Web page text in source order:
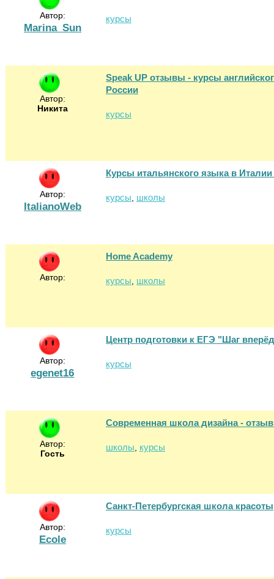
Автор:
Marina_Sun
курсы
Автор:
Никита
Speak UP отзывы - курсы
России
курсы
Автор:
ItalianoWeb
Курсы итальянского языка в
курсы школы
Автор:
Home Academy
курсы школы
Автор:
egenet16
Центр подготовки к ЕГЭ "Шаг
курсы
Автор:
Гость
Современная школа дизайна -
школы курсы
Автор:
Ecole
Санкт-Петербургская школа красоты
курсы